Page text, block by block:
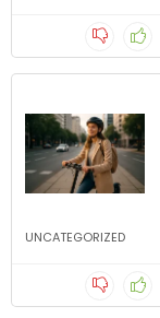
UNCATEGORIZED